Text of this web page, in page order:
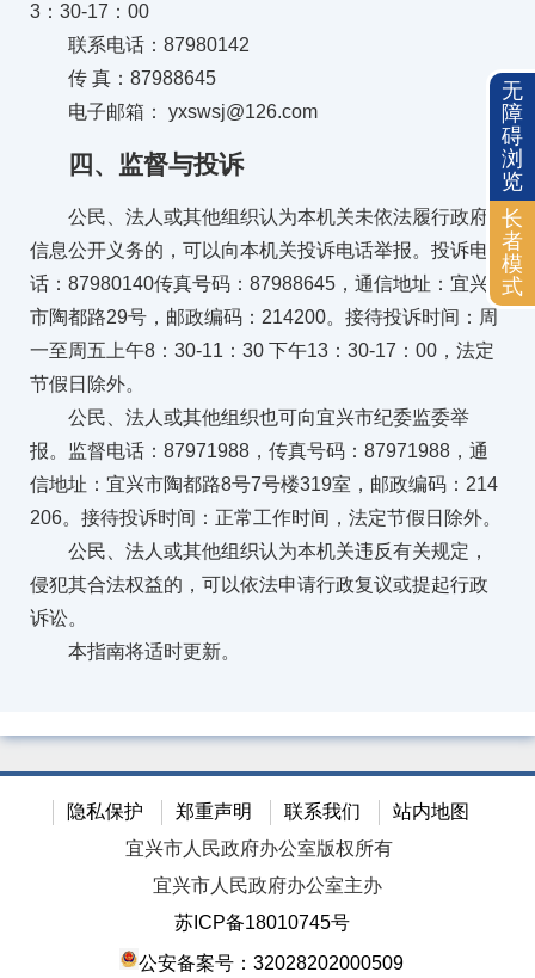
3：30-17：00
联系电话：87980142
传 真：87988645
电子邮箱： yxswsj@126.com
四、监督与投诉
公民、法人或其他组织认为本机关未依法履行政府
信息公开义务的，可以向本机关投诉电话举报。投诉电
话：87980140传真号码：87988645，通信地址：宜兴
市陶都路29号，邮政编码：214200。接待投诉时间：周
一至周五上午8：30-11：30 下午13：30-17：00，法定
节假日除外。
公民、法人或其他组织也可向宜兴市纪委监委举
报。监督电话：87971988，传真号码：87971988，通
信地址：宜兴市陶都路8号7号楼319室，邮政编码：214
206。接待投诉时间：正常工作时间，法定节假日除外。
公民、法人或其他组织认为本机关违反有关规定，
侵犯其合法权益的，可以依法申请行政复议或提起行政
诉讼。
本指南将适时更新。
隐私保护 郑重声明 联系我们
站内地图
宜兴市人民政府办公室版权所有
宜兴市人民政府办公室主办
苏ICP备18010745号
公安备案号：32028202000509
无
障
碍
浏
览
长
者
模
式